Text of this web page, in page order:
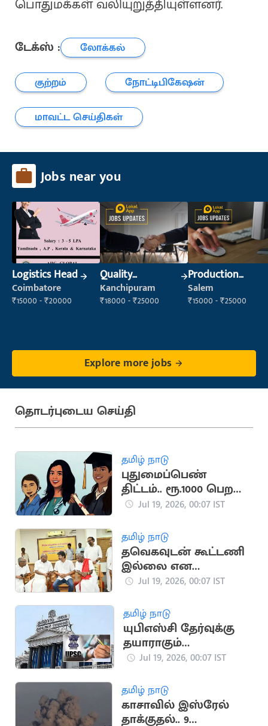
பொதுமக்கள் வலியுறுத்தியுள்ளனர்.
டேக்ஸ் :
லோக்கல்
குற்றம்
நோட்டிபிகேஷன்
மாவட்ட செய்திகள்
Jobs near you
Logistics Head
Coimbatore
₹15000 - ₹20000
Quality
Inspector
Kanchipuram
₹18000 - ₹25000
Production
Supervisor
Salem
₹15000 - ₹25000
Explore more jobs
தொடர்புடைய செய்தி
தமிழ் நாடு
புதுமைப்பெண்
திட்டம்.. ரூ.1000 பெற
மாணவிகள்
Jul 19, 2026, 00:07 IST
தமிழ் நாடு
தவெகவுடன் கூட்டணி
இல்லை என
அறிவித்த CPM
Jul 19, 2026, 00:07 IST
தமிழ் நாடு
யுபிஎஸ்சி தேர்வுக்கு
தயாராகும்
மாணவர்களுக்கு
Jul 19, 2026, 00:07 IST
தமிழ் நாடு
காசாவில் இஸ்ரேல்
தாக்குதல்.. 9